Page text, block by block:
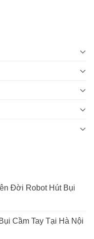
Đời Robot Hút Bụi
Cầm Tay Tại Hà Nội